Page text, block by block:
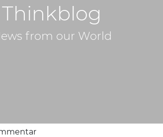
Thinkblog
from our World